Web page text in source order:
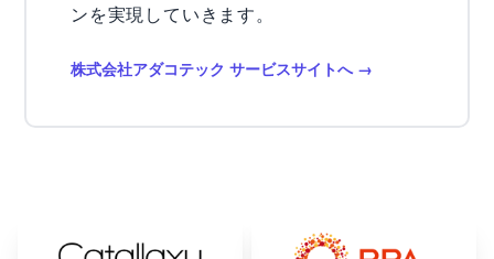
ンを実現していきます。
株式会社アダコテック サービスサイトへ